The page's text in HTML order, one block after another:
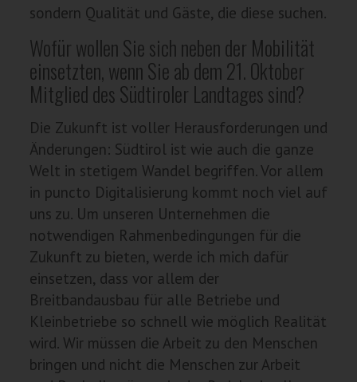
sondern Qualität und Gäste, die diese suchen.
Wofür wollen Sie sich neben der Mobilität
einsetzten, wenn Sie ab dem 21. Oktober
Mitglied des Südtiroler Landtages sind?
Die Zukunft ist voller Herausforderungen und
Änderungen: Südtirol ist wie auch die ganze
Welt in stetigem Wandel begriffen. Vor allem
in puncto Digitalisierung kommt noch viel auf
uns zu. Um unseren Unternehmen die
notwendigen Rahmenbedingungen für die
Zukunft zu bieten, werde ich mich dafür
einsetzen, dass vor allem der
Breitbandausbau für alle Betriebe und
Kleinbetriebe so schnell wie möglich Realität
wird. Wir müssen die Arbeit zu den Menschen
bringen und nicht die Menschen zur Arbeit